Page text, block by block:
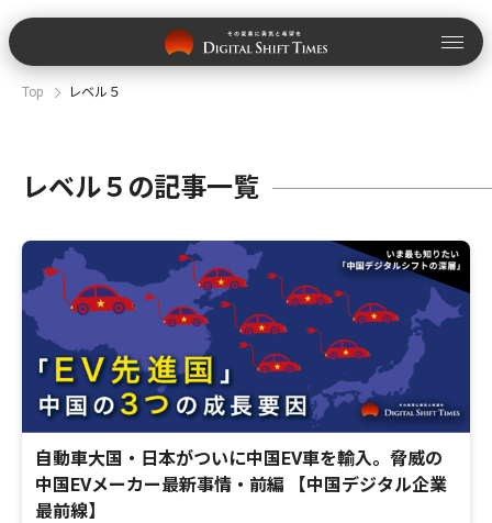
Top レベル５
レベル５の記事一覧
自動車大国・日本がついに中国EV車を輸入。脅威の
中国EVメーカー最新事情・前編 【中国デジタル企業
最前線】